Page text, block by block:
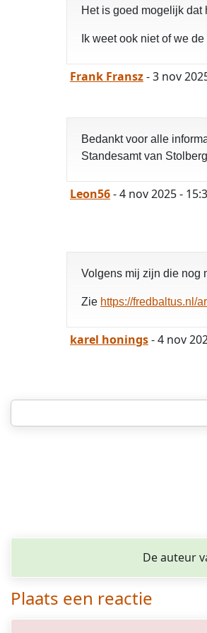
Het is goed mogelijk
Ik weet ook niet of we
Frank Fransz- 3 nov
Bedankt voor alle
Standesamt van
Leon56- 4 nov 2025 -
Volgens mij zijn die nog
Zie https://fredbaltus.nl/
karel honings- 4 nov
De auteur
Plaats een reactie